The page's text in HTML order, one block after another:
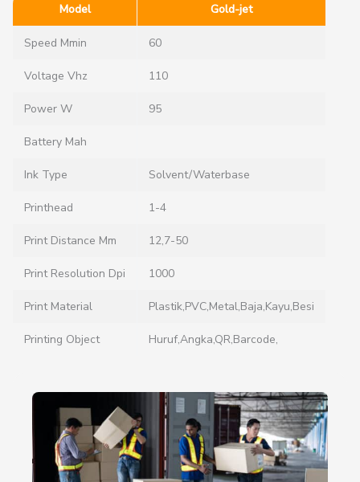
Model
Gold-jet
Speed Mmin 60
Voltage Vhz 110
Power W 95
Battery Mah
Ink Type Solvent/waterbase
Printhead 1-4
Print Distance Mm 12,7-50
Print Resolution Dpi 1000
Print Material Plastik,PVC,metal,baja,kayu,besi
Printing Object Huruf,angka,QR,barcode,